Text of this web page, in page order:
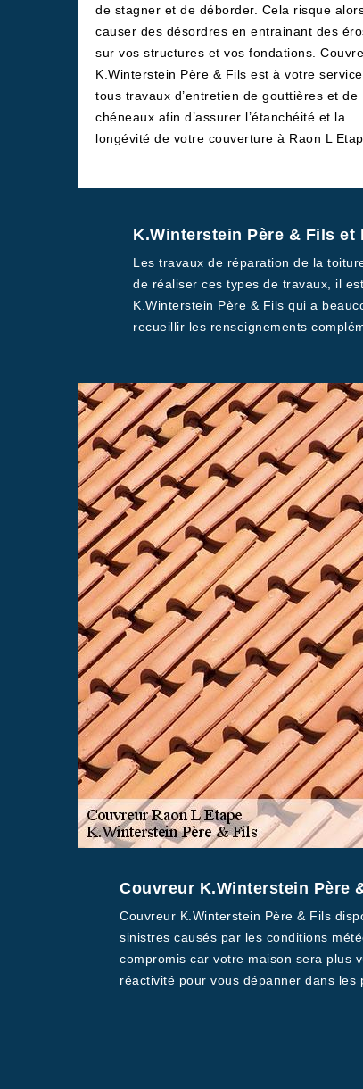
de stagner et de déborder. Cela risque
causer des désordres en entrainant des
sur vos structures et vos fondations.
K.Winterstein Père & Fils est à votre
tous travaux d’entretien de gouttières et de
chéneaux afin d’assurer l’étanchéité et la
longévité de votre couverture à Raon L
K.Winterstein Père & Fils
Les travaux de réparation de la
de réaliser ces types de travaux, il
K.Winterstein Père & Fils qui a
recueillir les renseignements
Couvreur K.Winterstein Père
Couvreur K.Winterstein Père & Fils
sinistres causés par les conditions
compromis car votre maison sera plus
réactivité pour vous dépanner dans les